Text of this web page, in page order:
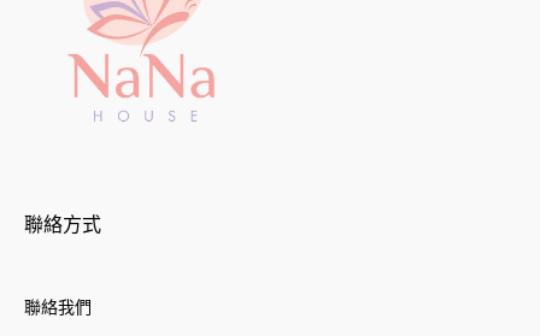
聯絡方式
聯絡我們